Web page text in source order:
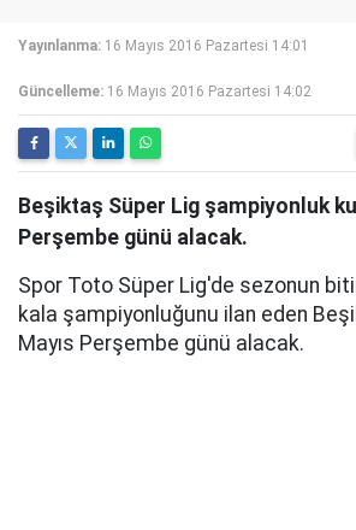
Yayınlanma: 16 Mayıs 2016 Pazartesi 14:01
Güncelleme: 16 Mayıs 2016 Pazartesi 14:02
Beşiktaş Süper Lig şampiyonluk
Perşembe günü alacak.
Spor Toto Süper Lig'de sezonun
kala şampiyonluğunu ilan eden
Mayıs Perşembe günü alacak.